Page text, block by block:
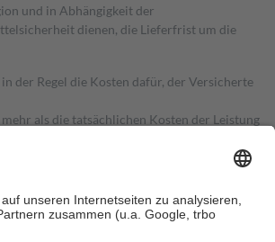
und in Abhängigkeit der
dienen, die Lieferfrist um die
der Regel die Kosten dafür, der Versicherte
als die tatsächlichen Kosten der Leistung